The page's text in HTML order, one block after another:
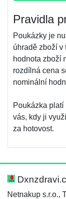
Pravidla
Poukázky je
úhradě zboží v
hodnota zboží
rozdílná cena
nominální
Poukázka
vás, kdy ji
za hotovost.
Netnakup s.r.o.,